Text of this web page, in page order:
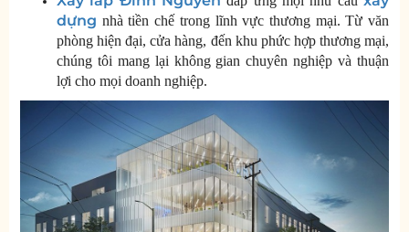
dựng nhà tiền chế trong lĩnh vực thương mại. Từ văn
phòng hiện đại, cửa hàng, đến khu phức hợp thương mại,
chúng tôi mang lại không gian chuyên nghiệp và thuận
lợi cho mọi doanh nghiệp.